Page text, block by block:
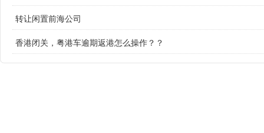
转让闲置前海公司
香港闭关，粤港车逾期返港怎么操作？？